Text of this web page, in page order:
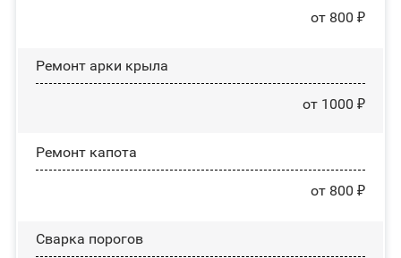
от 800 ₽
Ремонт арки крыла
от 1000 ₽
Ремонт капота
от 800 ₽
Сварка порогов